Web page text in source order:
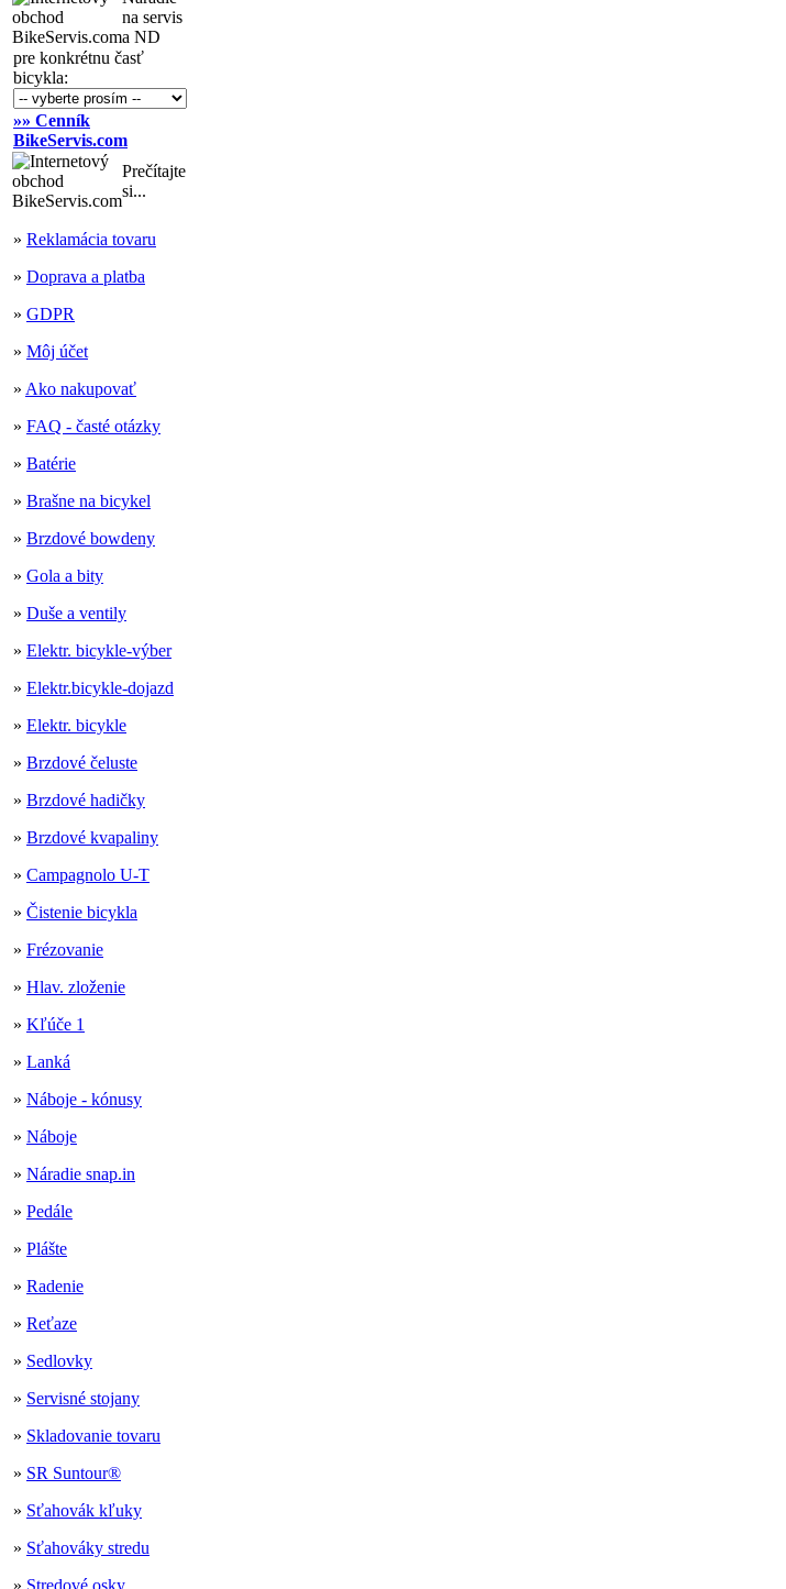
na servis
a ND
pre konkrétnu časť
bicykla:
»» Cenník
BikeServis.com
Prečítajte
si...
» Reklamácia tovaru
» Doprava a platba
» GDPR
» Môj účet
» Ako nakupovať
» FAQ - časté otázky
» Batérie
» Brašne na bicykel
» Brzdové bowdeny
» Gola a bity
» Duše a ventily
» Elektr. bicykle-výber
» Elektr.bicykle-dojazd
» Elektr. bicykle
» Brzdové čeluste
» Brzdové hadičky
» Brzdové kvapaliny
» Campagnolo U-T
» Čistenie bicykla
» Frézovanie
» Hlav. zloženie
» Kľúče 1
» Lanká
» Náboje - kónusy
» Náboje
» Náradie snap.in
» Pedále
» Plášte
» Radenie
» Reťaze
» Sedlovky
» Servisné stojany
» Skladovanie tovaru
» SR Suntour®
» Sťahovák kľuky
» Sťahováky stredu
» Stredové osky